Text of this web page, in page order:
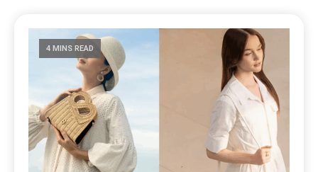
4 MINS READ